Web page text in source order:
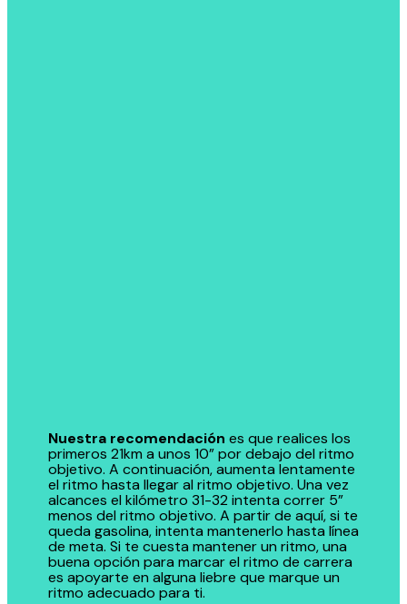
Nuestra recomendación es que realices los
primeros 21km a unos 10” por debajo del ritmo
objetivo. A continuación, aumenta lentamente
el ritmo hasta llegar al ritmo objetivo. Una vez
alcances el kilómetro 31-32 intenta correr 5”
menos del ritmo objetivo. A partir de aquí, si te
queda gasolina, intenta mantenerlo hasta línea
de meta. Si te cuesta mantener un ritmo, una
buena opción para marcar el ritmo de carrera
es apoyarte en alguna liebre que marque un
ritmo adecuado para ti.